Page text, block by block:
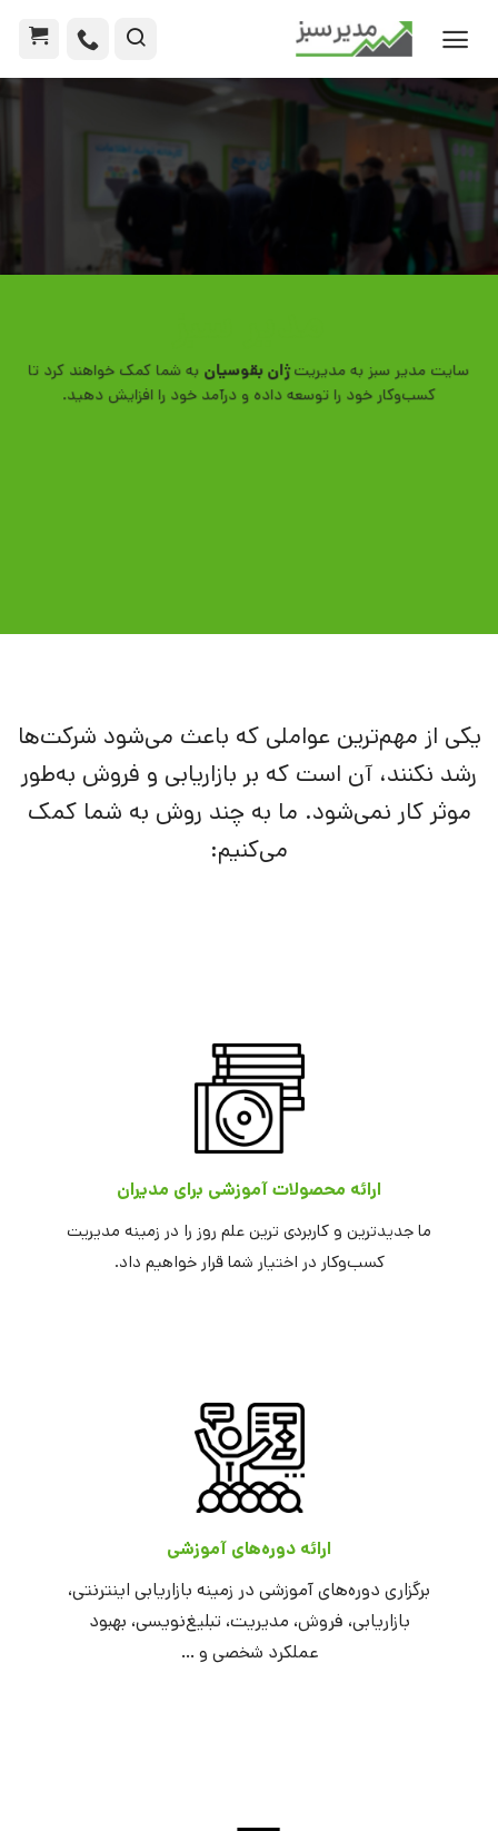
سایت مدیر سبز به مدیریتژان بقوسیان به شما کمک خواهند کرد تا
کسب‌وکار خود را توسعه داده و درآمد خود را افزایش دهید.
یکی از مهم‌ترین عواملی که باعث می‌شود شرکت‌ها
رشد نکنند، آن است که بر بازاریابی و فروش به‌طور
موثر کار نمی‌شود. ما به چند روش به شما کمک
می‌کنیم:
ارائه محصولات آموزشی برای مدیران
ما جدیدترین و کاربردی ترین علم روز را در زمینه مدیریت
کسب‌وکار در اختیار شما قرار خواهیم داد.
ارائه دوره‌های آموزشی
برگزاری دوره‌های آموزشی در زمینه بازاریابی اینترنتی،
بازاریابی، فروش، مدیریت، تبلیغ‌نویسی، بهبود
عملکرد شخصی و …